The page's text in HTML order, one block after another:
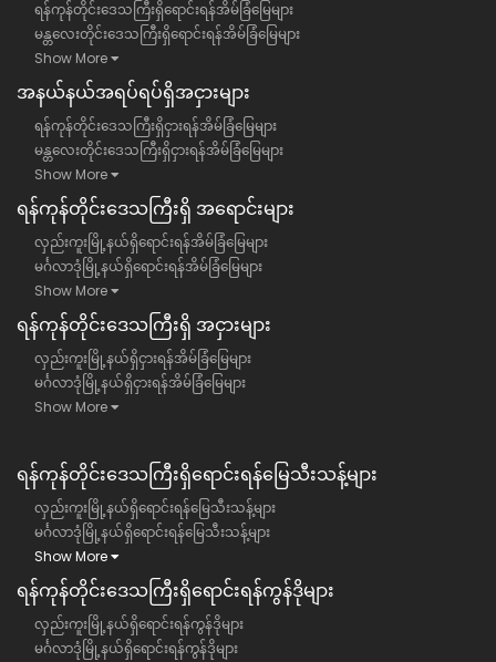
ရန်ကုန်တိုင်းဒေသကြီးရှိရောင်းရန်အိမ်ခြံမြေများ
မန္တလေးတိုင်းဒေသကြီးရှိရောင်းရန်အိမ်ခြံမြေများ
Show More
အနယ်နယ်အရပ်ရပ်ရှိအငှားများ
ရန်ကုန်တိုင်းဒေသကြီးရှိငှားရန်အိမ်ခြံမြေများ
မန္တလေးတိုင်းဒေသကြီးရှိငှားရန်အိမ်ခြံမြေများ
Show More
ရန်​ကုန်တိုင်းဒေသကြီး​ရှိ အရောင်းများ
လှည်းကူးမြို့နယ်ရှိရောင်းရန်အိမ်ခြံမြေများ
မင်္ဂလာဒုံမြို့နယ်ရှိရောင်းရန်အိမ်ခြံမြေများ
Show More
ရန်​ကုန်တိုင်းဒေသကြီး​ရှိ အငှားများ
လှည်းကူးမြို့နယ်ရှိငှားရန်အိမ်ခြံမြေများ
မင်္ဂလာဒုံမြို့နယ်ရှိငှားရန်အိမ်ခြံမြေများ
Show More
ရန်ကုန်တိုင်းဒေသကြီး​ရှိရောင်းရန်မြေသီးသန့်များ
လှည်းကူးမြို့နယ်ရှိရောင်းရန်မြေသီးသန့်များ
မင်္ဂလာဒုံမြို့နယ်ရှိရောင်းရန်မြေသီးသန့်များ
Show More
ရန်ကုန်တိုင်းဒေသကြီး​ရှိရောင်းရန်ကွန်ဒိုများ
လှည်းကူးမြို့နယ်ရှိရောင်းရန်ကွန်ဒိုများ
မင်္ဂလာဒုံမြို့နယ်ရှိရောင်းရန်ကွန်ဒိုများ